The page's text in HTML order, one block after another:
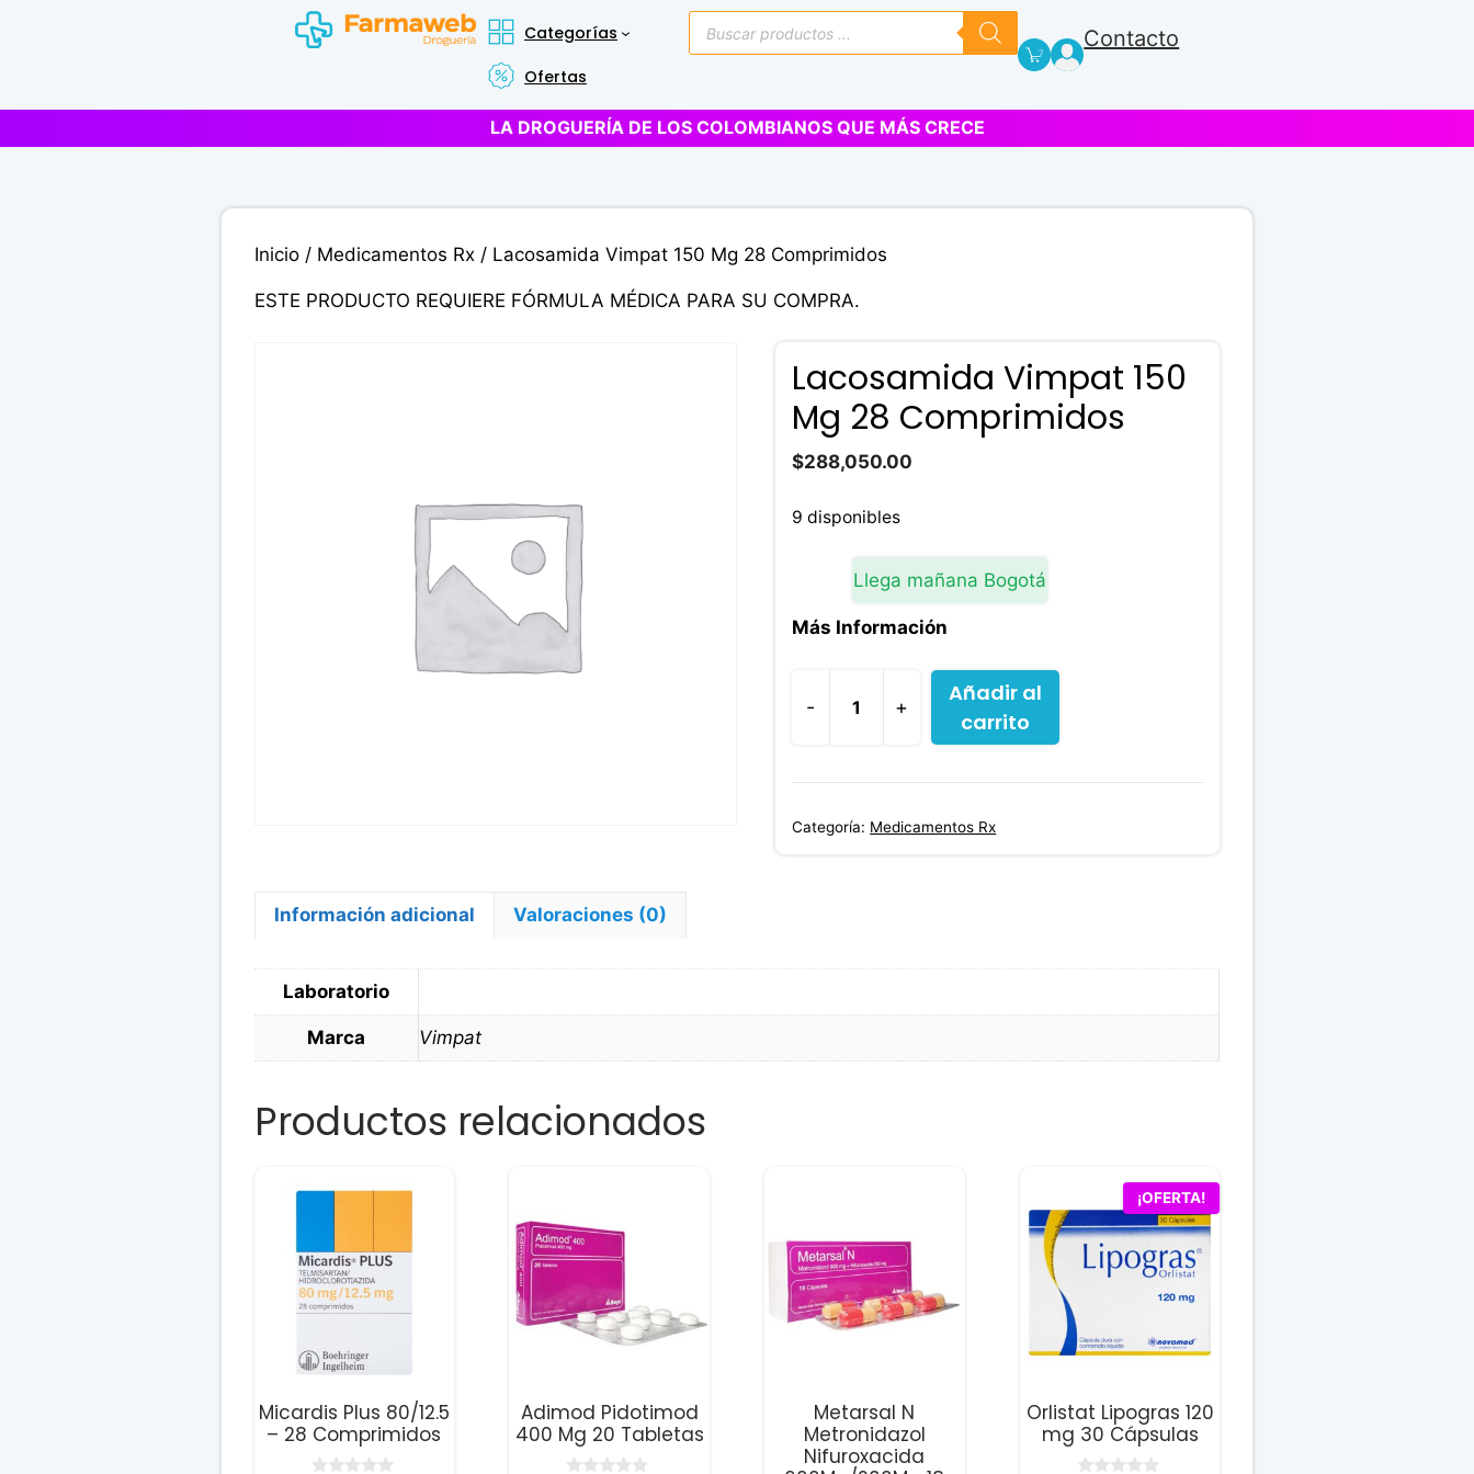
Categorías
Ofertas
Búsqueda
de
productos
Contacto
LA DROGUERÍA DE LOS COLOMBIANOS QUE MÁS CRECE
Inicio/ Medicamentos Rx/ Lacosamida Vimpat 150 Mg 28 Comprimidos
ESTE PRODUCTO REQUIERE FÓRMULA MÉDICA PARA SU COMPRA.
Lacosamida Vimpat 150
Mg 28 Comprimidos
$288,050.00
9 disponibles
Llega mañana Bogotá
Más Información
-
Lacosamida
Vimpat
150
28
+
Añadir al
carrito
Categoría: Medicamentos Rx
Información adicional Valoraciones (0)
Laboratorio
Marca Vimpat
Productos relacionados
Micardis Plus 80/12.5
– 28 Comprimidos
Adimod Pidotimod
400 Mg 20 Tabletas
Metarsal N
Metronidazol
Nifuroxacida
¡OFERTA!
Orlistat Lipogras 120
mg 30 Cápsulas